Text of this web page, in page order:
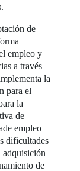
de
empleo y
a través
la
para el
la
de
empleo
dificultades
adquisición
de